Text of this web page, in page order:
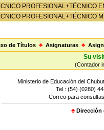
PROFESIONAL+TÉCNICO
PROFESIONAL+TÉCNICO
de Títulos ♣ Asignaturas ♣
Su
(Contador
Ministerio de Educación del
Tel.: (54) (0280)
Correo para
♣ Dirección